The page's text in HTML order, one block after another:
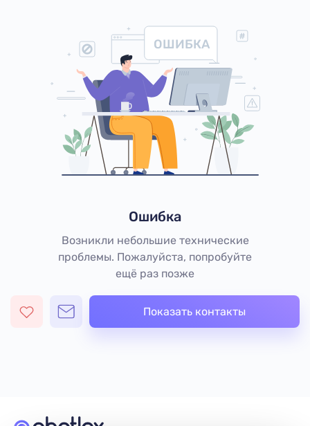
ОШИБКА
Ошибка
Возникли небольшие технические
проблемы. Пожалуйста, попробуйте
ещё раз позже
Показать контакты